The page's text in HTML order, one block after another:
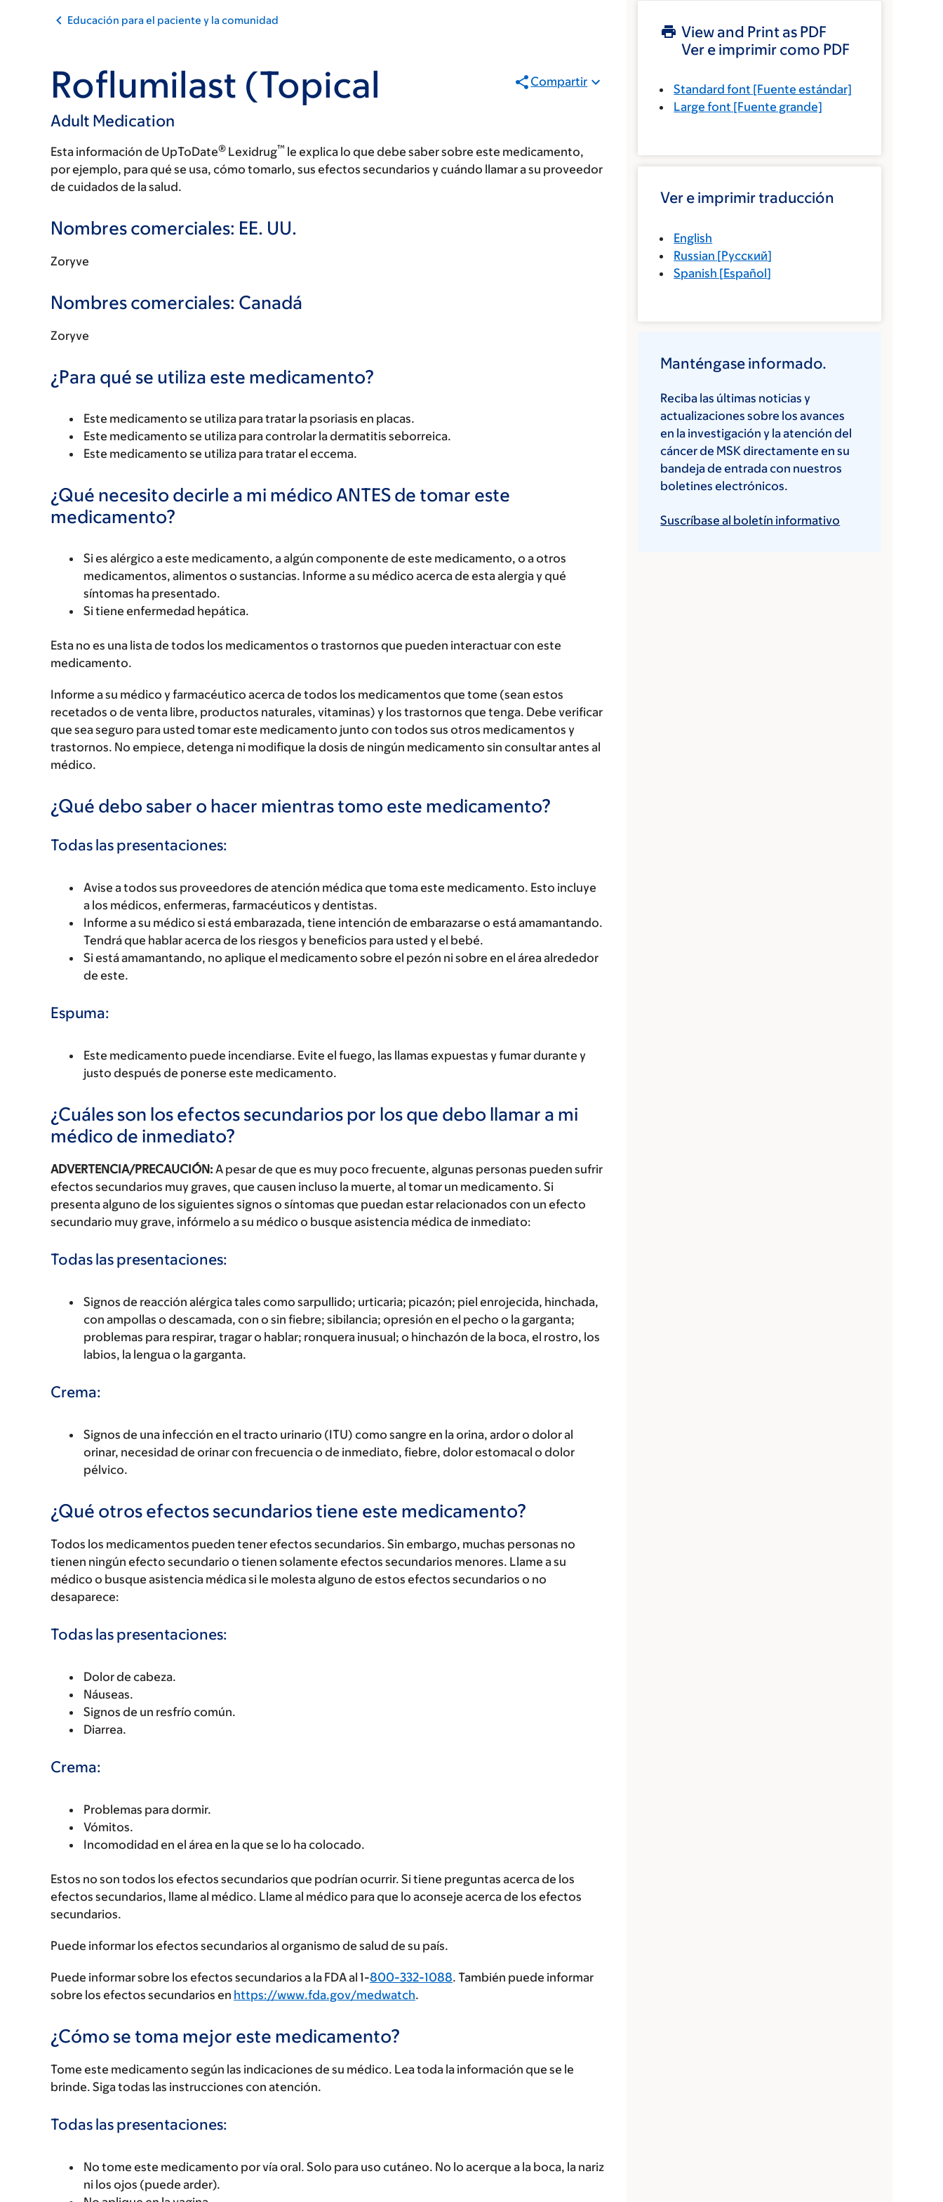
Educación para el paciente y la comunidad
Roflumilast (Topical
Adult Medication
Compartir
Esta información de UpToDate® Lexidrug™ le explica lo que debe saber sobre este medicamento,
por ejemplo, para qué se usa, cómo tomarlo, sus efectos secundarios y cuándo llamar a su proveedor
de cuidados de la salud.
Nombres comerciales: EE. UU.
Zoryve
Nombres comerciales: Canadá
Zoryve
¿Para qué se utiliza este medicamento?
Este medicamento se utiliza para tratar la psoriasis en placas.
Este medicamento se utiliza para controlar la dermatitis seborreica.
Este medicamento se utiliza para tratar el eccema.
¿Qué necesito decirle a mi médico ANTES de tomar este
medicamento?
Si es alérgico a este medicamento, a algún componente de este medicamento, o a otros
medicamentos, alimentos o sustancias. Informe a su médico acerca de esta alergia y qué
síntomas ha presentado.
Si tiene enfermedad hepática.
Esta no es una lista de todos los medicamentos o trastornos que pueden interactuar con este
medicamento.
Informe a su médico y farmacéutico acerca de todos los medicamentos que tome (sean estos
recetados o de venta libre, productos naturales, vitaminas) y los trastornos que tenga. Debe verificar
que sea seguro para usted tomar este medicamento junto con todos sus otros medicamentos y
trastornos. No empiece, detenga ni modifique la dosis de ningún medicamento sin consultar antes al
médico.
¿Qué debo saber o hacer mientras tomo este medicamento?
Todas las presentaciones:
Avise a todos sus proveedores de atención médica que toma este medicamento. Esto incluye
a los médicos, enfermeras, farmacéuticos y dentistas.
Informe a su médico si está embarazada, tiene intención de embarazarse o está amamantando.
Tendrá que hablar acerca de los riesgos y beneficios para usted y el bebé.
Si está amamantando, no aplique el medicamento sobre el pezón ni sobre en el área alrededor
de este.
Espuma:
Este medicamento puede incendiarse. Evite el fuego, las llamas expuestas y fumar durante y
justo después de ponerse este medicamento.
¿Cuáles son los efectos secundarios por los que debo llamar a mi
médico de inmediato?
ADVERTENCIA/PRECAUCIÓN: A pesar de que es muy poco frecuente, algunas personas pueden sufrir
efectos secundarios muy graves, que causen incluso la muerte, al tomar un medicamento. Si
presenta alguno de los siguientes signos o síntomas que puedan estar relacionados con un efecto
secundario muy grave, infórmelo a su médico o busque asistencia médica de inmediato:
Todas las presentaciones:
Signos de reacción alérgica tales como sarpullido; urticaria; picazón; piel enrojecida, hinchada,
con ampollas o descamada, con o sin fiebre; sibilancia; opresión en el pecho o la garganta;
problemas para respirar, tragar o hablar; ronquera inusual; o hinchazón de la boca, el rostro, los
labios, la lengua o la garganta.
Crema:
Signos de una infección en el tracto urinario (ITU) como sangre en la orina, ardor o dolor al
orinar, necesidad de orinar con frecuencia o de inmediato, fiebre, dolor estomacal o dolor
pélvico.
¿Qué otros efectos secundarios tiene este medicamento?
Todos los medicamentos pueden tener efectos secundarios. Sin embargo, muchas personas no
tienen ningún efecto secundario o tienen solamente efectos secundarios menores. Llame a su
médico o busque asistencia médica si le molesta alguno de estos efectos secundarios o no
desaparece:
Todas las presentaciones:
Dolor de cabeza.
Náuseas.
Signos de un resfrío común.
Diarrea.
Crema:
Problemas para dormir.
Vómitos.
Incomodidad en el área en la que se lo ha colocado.
Estos no son todos los efectos secundarios que podrían ocurrir. Si tiene preguntas acerca de los
efectos secundarios, llame al médico. Llame al médico para que lo aconseje acerca de los efectos
secundarios.
Puede informar los efectos secundarios al organismo de salud de su país.
Puede informar sobre los efectos secundarios a la FDA al 1-800-332-1088. También puede informar
sobre los efectos secundarios en https://www.fda.gov/medwatch.
¿Cómo se toma mejor este medicamento?
Tome este medicamento según las indicaciones de su médico. Lea toda la información que se le
brinde. Siga todas las instrucciones con atención.
Todas las presentaciones:
No tome este medicamento por vía oral. Solo para uso cutáneo. No lo acerque a la boca, la nariz
ni los ojos (puede arder).
View and Print as PDF
Ver e imprimir como PDF
Standard font [Fuente estándar]
Large font [Fuente grande]
Ver e imprimir traducción
English
Russian [Русский]
Spanish [Español]
Manténgase informado.
Reciba las últimas noticias y
actualizaciones sobre los avances
en la investigación y la atención del
cáncer de MSK directamente en su
bandeja de entrada con nuestros
boletines electrónicos.
Suscríbase al boletín informativo